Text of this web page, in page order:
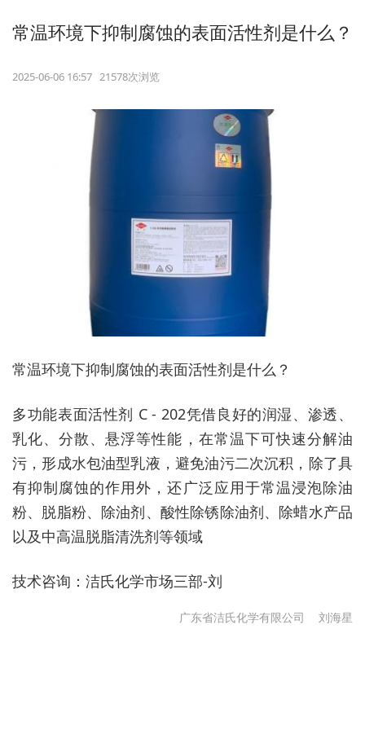
常温环境下抑制腐蚀的表面活性剂是什么？
2025-06-06 16:57 21578次浏览
常温环境下抑制腐蚀的表面活性剂是什么？
多功能表面活性剂 C - 202凭借良好的润湿、渗透、
乳化、分散、悬浮等性能，在常温下可快速分解油
污，形成水包油型乳液，避免油污二次沉积，除了具
有抑制腐蚀的作用外，还广泛应用于常温浸泡除油
粉、脱脂粉、除油剂、酸性除锈除油剂、除蜡水产品
以及中高温脱脂清洗剂等领域
技术咨询：洁氏化学市场三部-刘
广东省洁氏化学有限公司 刘海星